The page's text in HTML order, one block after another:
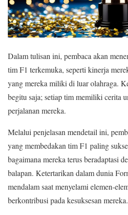
Dalam tulisan ini, pembaca akan
tim F1 terkemuka, seperti kinerja
yang mereka miliki di luar olahraga.
begitu saja; setiap tim memiliki cerita
perjalanan mereka.
Melalui penjelasan mendetail ini,
yang membedakan tim F1 paling
bagaimana mereka terus beradaptasi
balapan. Ketertarikan dalam dunia
mendalam saat menyelami elemen-
berkontribusi pada kesuksesan mereka.